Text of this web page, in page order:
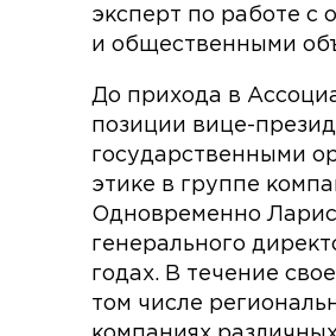
эксперт по работе с
и общественными
До прихода в
позиции вице-
государственными
этике в группе
Одновременно
генерального
годах. В течение
том числе